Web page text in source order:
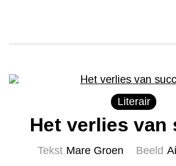
Literair
Het verlies van
Tekst Mare Groen Beeld